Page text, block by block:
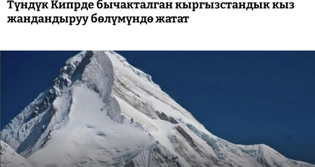
Түндүк Кипрде бычакталган кыргызстандык кыз
жандандыруу бөлүмүндө жатат